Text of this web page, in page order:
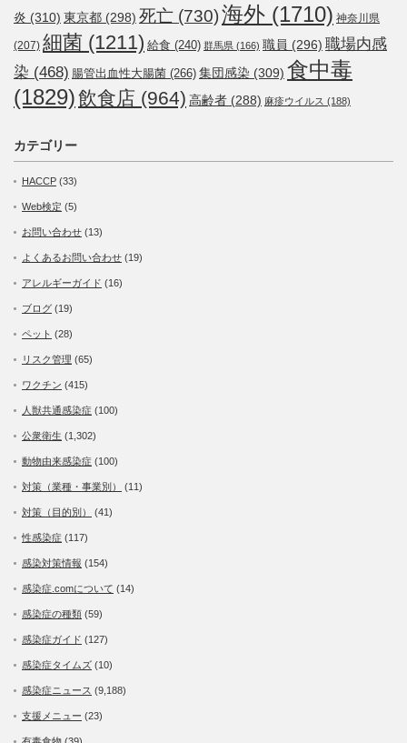
炎 (310) 東京都 (298) 死亡 (730)海外 (1710) 神奈川県
(207) 細菌 (1211) 給食 (240) 群馬県 (166) 職員 (296) 職場内感
染 (468) 腸管出血性大腸菌 (266) 集団感染 (309) 食中毒
(1829)飲食店 (964) 高齢者 (288) 麻疹ウイルス (188)
カテゴリー
HACCP (33)
Web検定 (5)
お問い合わせ (13)
よくあるお問い合わせ (19)
アレルギーガイド (16)
ブログ (19)
ペット (28)
リスク管理 (65)
ワクチン (415)
人獣共通感染症 (100)
公衆衛生 (1,302)
動物由来感染症 (100)
対策（業種・事業別） (11)
対策（目的別） (41)
性感染症 (117)
感染対策情報 (154)
感染症.comについて (14)
感染症の種類 (59)
感染症ガイド (127)
感染症タイムズ (10)
感染症ニュース (9,188)
支援メニュー (23)